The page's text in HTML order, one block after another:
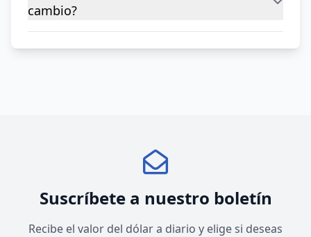
cambio?
Suscríbete a nuestro boletín
Recibe el valor del dólar a diario y elige si deseas